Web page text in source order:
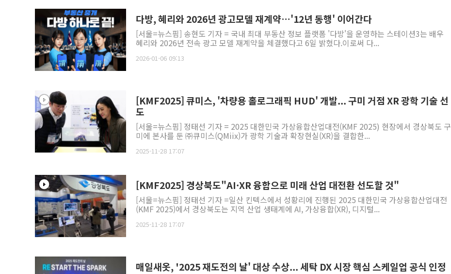
다방, 혜리와 2026년 광고모델 재계약…'12년 동행' 이어간다
[서울=뉴스핌] 송현도 기자 = 국내 최대 부동산 정보 플랫폼 '다방'을 운영하는 스테이션3는 배우
혜리와 2026년 전속 광고 모델 재계약을 체결했다고 6일 밝혔다.이로써 다...
2026-01-06 09:13
[KMF2025] 큐미스, '차량용 홀로그래픽 HUD' 개발... 구미 거점 XR 광학 기술 선
도
[서울=뉴스핌] 정태선 기자 = 2025 대한민국 가상융합산업대전(KMF 2025) 현장에서 경상북도 구
미에 본사를 둔 ㈜큐미스(QMiix)가 광학 기술과 확장현실(XR)을 결합한...
2025-11-28 17:07
[KMF2025] 경상북도"AI·XR 융합으로 미래 산업 대전환 선도할 것"
[서울=뉴스핌] 정태선 기자 =일산 킨텍스에서 성황리에 진행된 2025 대한민국 가상융합산업대전
(KMF 2025)에서 경상북도는 지역 산업 생태계에 AI, 가상융합(XR), 디지털...
2025-11-28 17:07
매일새옷, '2025 재도전의 날' 대상 수상... 세탁 DX 시장 핵심 스케일업 공식 인정